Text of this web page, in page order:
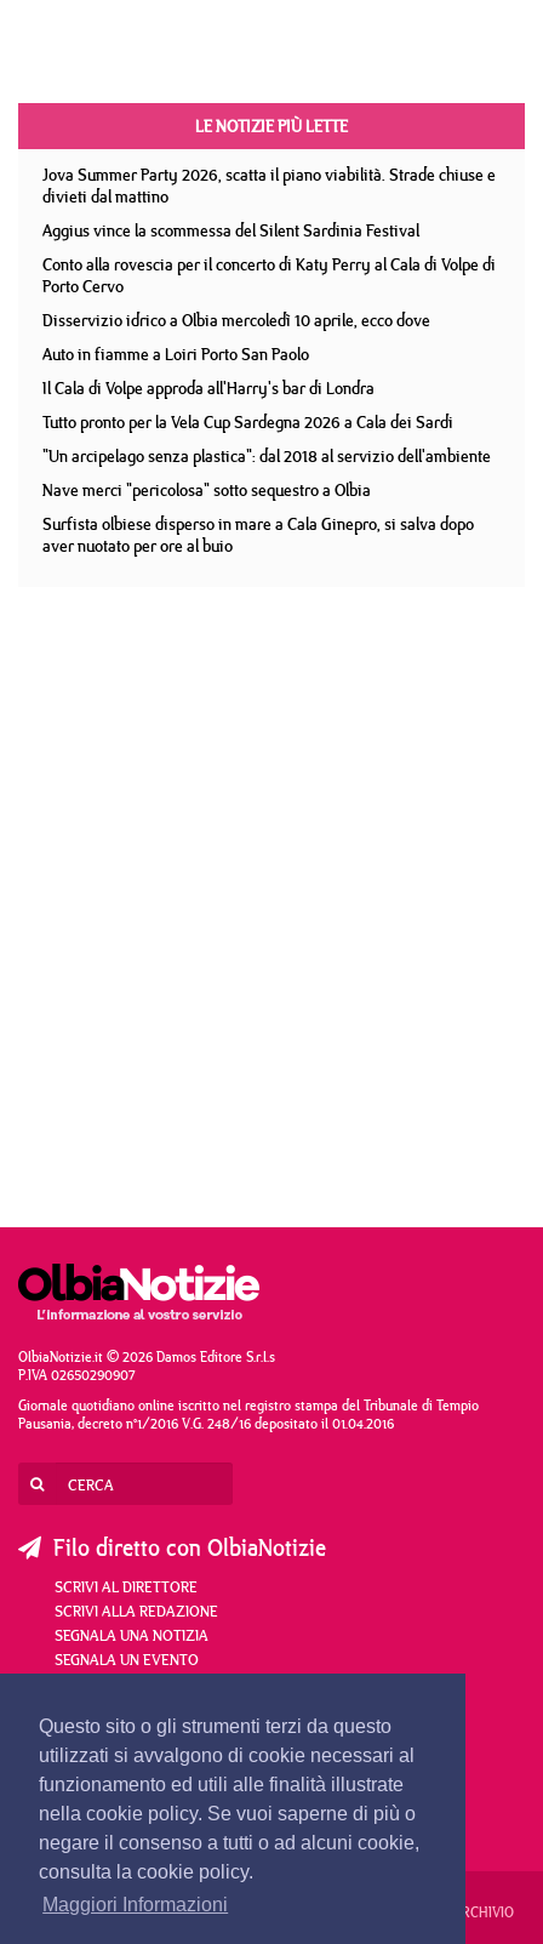
Questo sito o gli strumenti terzi da questo
utilizzati si avvalgono di cookie necessari al
funzionamento ed utili alle finalità illustrate
nella cookie policy. Se vuoi saperne di più o
negare il consenso a tutti o ad alcuni cookie,
consulta la cookie policy.
Maggiori Informazioni
LE NOTIZIE PIÙ LETTE
Jova Summer Party 2026, scatta il piano viabilità. Strade chiuse e
divieti dal mattino
Aggius vince la scommessa del Silent Sardinia Festival
Conto alla rovescia per il concerto di Katy Perry al Cala di Volpe di
Porto Cervo
Disservizio idrico a Olbia mercoledì 10 aprile, ecco dove
Auto in fiamme a Loiri Porto San Paolo
Il Cala di Volpe approda all'Harry's bar di Londra
Tutto pronto per la Vela Cup Sardegna 2026 a Cala dei Sardi
"Un arcipelago senza plastica": dal 2018 al servizio dell'ambiente
Nave merci "pericolosa" sotto sequestro a Olbia
Surfista olbiese disperso in mare a Cala Ginepro, si salva dopo
aver nuotato per ore al buio
OlbiaNotizie.it © 2026 Damos Editore S.r.l.s
P.IVA 02650290907
Giornale quotidiano online iscritto nel registro stampa del Tribunale di Tempio
Pausania, decreto n°1/2016 V.G. 248/16 depositato il 01.04.2016
Filo diretto con OlbiaNotizie
SCRIVI AL DIRETTORE
SCRIVI ALLA REDAZIONE
SEGNALA UNA NOTIZIA
SEGNALA UN EVENTO
redazione@olbianotizie.it
REDAZIONE PUBBLICITÀ PRIVACY E COOKIES ARCHIVIO